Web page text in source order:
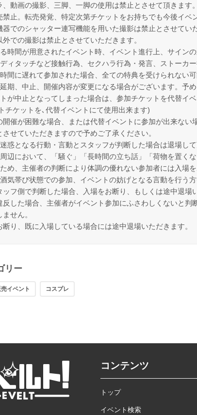
、動画の撮影、三脚、一脚の使用は禁止とさせて頂きます。
禁止。転売発覚、特定次第チケットをお持ちでも今後イベ
器でのシャッター連写機能を用いた撮影は禁止とさせてい
外での撮影は禁止とさせていただきます。
時間が用意されたイベント時、イベント進行上、サイン
ィタッチなど接触行為、セクハラ行為・発言、ストーカ
間に遅れて参加された場合、全ての特典を受けられない
期、中止、開催内容が変更になる場合がございます。予め
が中止となってしまった場合は、参加チケットを代替イ
チケットを､代替イベントにて使用出来ます)
開催が困難な場合、または代替イベントに参加が出来な
せていただきますので予めご了承ください。
惑となる行動・言動とスタッフが判断した場合は退場し
辺において、「騒ぐ」「長時間の立ち話」「荷物を置く
め、主催者の判断により体調の優れない参加者には入場
気帯び状態での参加、イベントの妨げとなる言動を行う
ッフ側で判断した場合、入場をお断り、もしくは途中退場
反した場合、主催者がイベント参加にふさわしくないと
せん。
断り、既に入場している場合には途中退場いただきます。
リー
イベント コスプレ
コンテンツ
トップ
イベント検索